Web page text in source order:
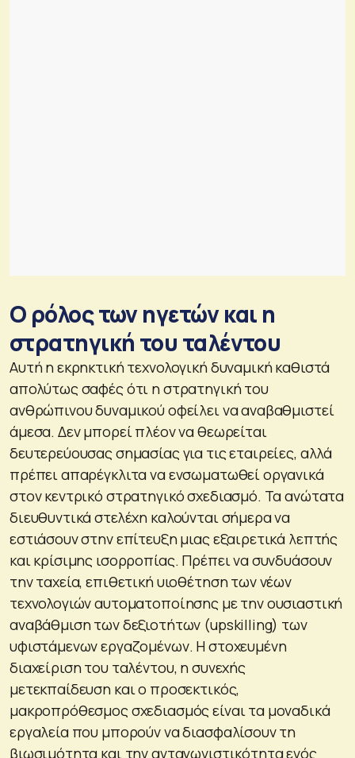
Ο ρόλος των ηγετών και η
στρατηγική του ταλέντου
Αυτή η εκρηκτική τεχνολογική δυναμική καθιστά
απολύτως σαφές ότι η στρατηγική του
ανθρώπινου δυναμικού οφείλει να αναβαθμιστεί
άμεσα. Δεν μπορεί πλέον να θεωρείται
δευτερεύουσας σημασίας για τις εταιρείες, αλλά
πρέπει απαρέγκλιτα να ενσωματωθεί οργανικά
στον κεντρικό στρατηγικό σχεδιασμό. Τα ανώτατα
διευθυντικά στελέχη καλούνται σήμερα να
εστιάσουν στην επίτευξη μιας εξαιρετικά λεπτής
και κρίσιμης ισορροπίας. Πρέπει να συνδυάσουν
την ταχεία, επιθετική υιοθέτηση των νέων
τεχνολογιών αυτοματοποίησης με την ουσιαστική
αναβάθμιση των δεξιοτήτων (upskilling) των
υφιστάμενων εργαζομένων. Η στοχευμένη
διαχείριση του ταλέντου, η συνεχής
μετεκπαίδευση και ο προσεκτικός,
μακροπρόθεσμος σχεδιασμός είναι τα μοναδικά
εργαλεία που μπορούν να διασφαλίσουν τη
βιωσιμότητα και την ανταγωνιστικότητα ενός